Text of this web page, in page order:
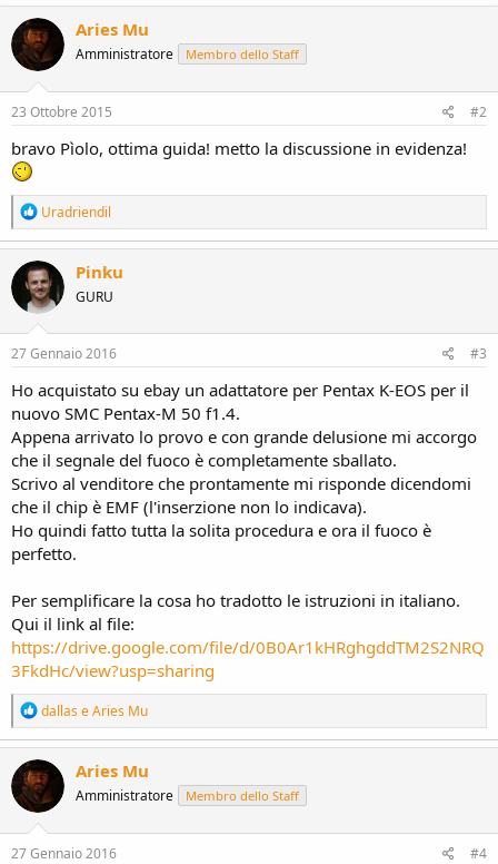
c
t
i
o
n
s
Aries Mu
Amministratore Membro dello Staff
23 Ottobre 2015 #2
bravo Pìolo, ottima guida! metto la discussione in evidenza!
R
e
a
c
t
i
o
n
s
Uradriendil
Pinku
GURU
27 Gennaio 2016 #3
Ho acquistato su ebay un adattatore per Pentax K-EOS per il
nuovo SMC Pentax-M 50 f1.4.
Appena arrivato lo provo e con grande delusione mi accorgo
che il segnale del fuoco è completamente sballato.
Scrivo al venditore che prontamente mi risponde dicendomi
che il chip è EMF (l'inserzione non lo indicava).
Ho quindi fatto tutta la solita procedura e ora il fuoco è
perfetto.
Per semplificare la cosa ho tradotto le istruzioni in italiano.
Qui il link al file:
https://drive.google.com/file/d/0B0Ar1kHRghgddTM2S2NRQ
3FkdHc/view?usp=sharing
R
e
a
c
t
i
o
n
s
dallas eAries Mu
Aries Mu
Amministratore Membro dello Staff
27 Gennaio 2016 #4